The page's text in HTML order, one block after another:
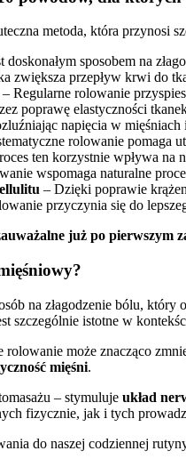
metoda, która przynosi
doskonałym sposobem na
zwiększa przepływ krwi do
– Regularne rolowanie
poprawę elastyczności
napięcia w
rolowanie pomaga
ten korzystnie wpływa na
wspomaga naturalne
– Dzięki poprawie
przyczynia się do
już po pierwszym
na złagodzenie bólu, który
szczególnie istotne w
rolowanie może znacząco
mięśni.
– stymuluje układ
fizycznie, jak i tych
do naszej codziennej